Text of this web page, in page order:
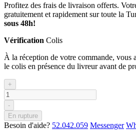
Profitez des frais de livraison offerts.
gratuitement et rapidement sur toute la
sous 48h!
Vérification Colis
À la réception de votre commande, vous
le colis en présence du livreur avant de
+
-
En rupture
Besoin d'aide? 52.042.059 Messenger